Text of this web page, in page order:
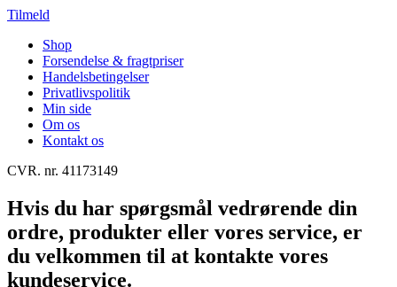
Tilmeld
Shop
Forsendelse & fragtpriser
Handelsbetingelser
Privatlivspolitik
Min side
Om os
Kontakt os
CVR. nr. 41173149
Hvis du har spørgsmål vedrørende din
ordre, produkter eller vores service, er
du velkommen til at kontakte vores
kundeservice.